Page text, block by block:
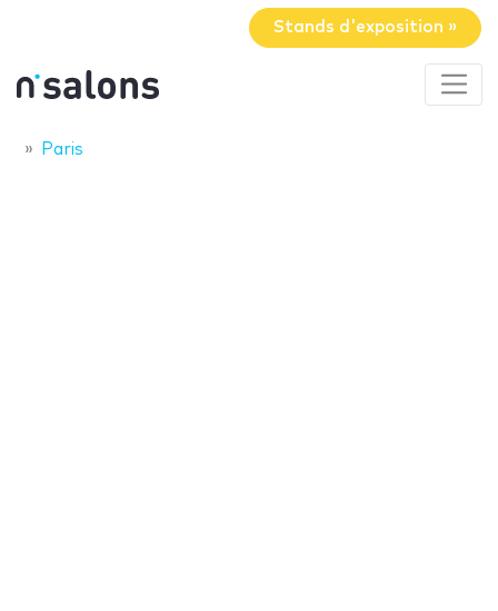
Stands d'exposition »
Paris